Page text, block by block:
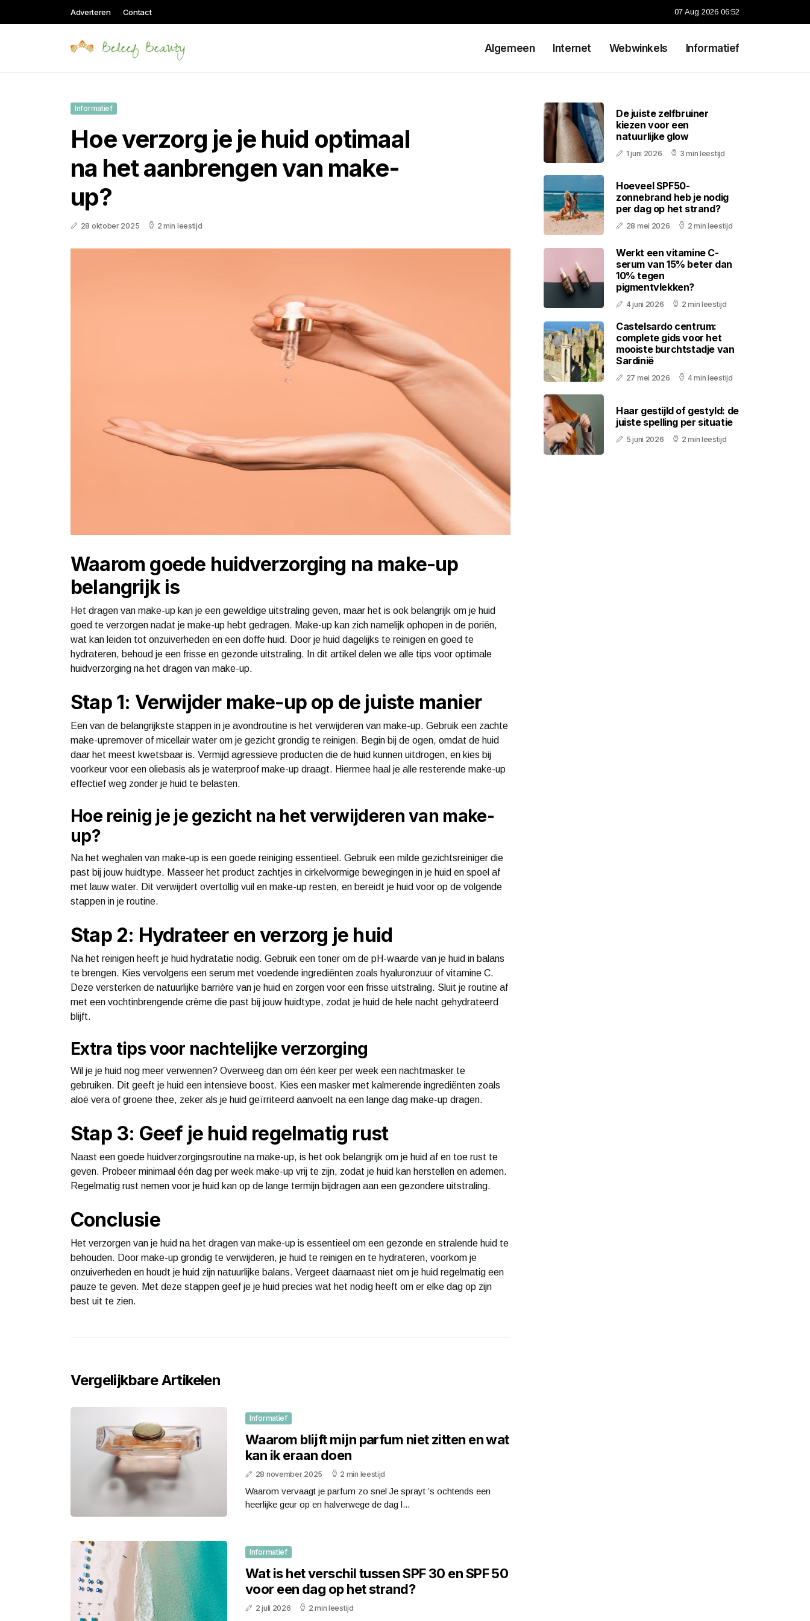
Adverteren Contact 07 Aug 2026 06:52
Algemeen Internet Webwinkels Informatief
Informatief
Hoe verzorg je je huid optimaal
na het aanbrengen van make-
up?
28 oktober 2025 2 min leestijd
Waarom goede huidverzorging na make-up
belangrijk is
Het dragen van make-up kan je een geweldige uitstraling geven, maar het is ook belangrijk om je huid
goed te verzorgen nadat je make-up hebt gedragen. Make-up kan zich namelijk ophopen in de poriën,
wat kan leiden tot onzuiverheden en een doffe huid. Door je huid dagelijks te reinigen en goed te
hydrateren, behoud je een frisse en gezonde uitstraling. In dit artikel delen we alle tips voor optimale
huidverzorging na het dragen van make-up.
Stap 1: Verwijder make-up op de juiste manier
Een van de belangrijkste stappen in je avondroutine is het verwijderen van make-up. Gebruik een zachte
make-upremover of micellair water om je gezicht grondig te reinigen. Begin bij de ogen, omdat de huid
daar het meest kwetsbaar is. Vermijd agressieve producten die de huid kunnen uitdrogen, en kies bij
voorkeur voor een oliebasis als je waterproof make-up draagt. Hiermee haal je alle resterende make-up
effectief weg zonder je huid te belasten.
Hoe reinig je je gezicht na het verwijderen van make-
up?
Na het weghalen van make-up is een goede reiniging essentieel. Gebruik een milde gezichtsreiniger die
past bij jouw huidtype. Masseer het product zachtjes in cirkelvormige bewegingen in je huid en spoel af
met lauw water. Dit verwijdert overtollig vuil en make-up resten, en bereidt je huid voor op de volgende
stappen in je routine.
Stap 2: Hydrateer en verzorg je huid
Na het reinigen heeft je huid hydratatie nodig. Gebruik een toner om de pH-waarde van je huid in balans
te brengen. Kies vervolgens een serum met voedende ingrediënten zoals hyaluronzuur of vitamine C.
Deze versterken de natuurlijke barrière van je huid en zorgen voor een frisse uitstraling. Sluit je routine af
met een vochtinbrengende crème die past bij jouw huidtype, zodat je huid de hele nacht gehydrateerd
blijft.
Extra tips voor nachtelijke verzorging
Wil je je huid nog meer verwennen? Overweeg dan om één keer per week een nachtmasker te
gebruiken. Dit geeft je huid een intensieve boost. Kies een masker met kalmerende ingrediënten zoals
aloë vera of groene thee, zeker als je huid geïrriteerd aanvoelt na een lange dag make-up dragen.
Stap 3: Geef je huid regelmatig rust
Naast een goede huidverzorgingsroutine na make-up, is het ook belangrijk om je huid af en toe rust te
geven. Probeer minimaal één dag per week make-up vrij te zijn, zodat je huid kan herstellen en ademen.
Regelmatig rust nemen voor je huid kan op de lange termijn bijdragen aan een gezondere uitstraling.
Conclusie
Het verzorgen van je huid na het dragen van make-up is essentieel om een gezonde en stralende huid te
behouden. Door make-up grondig te verwijderen, je huid te reinigen en te hydrateren, voorkom je
onzuiverheden en houdt je huid zijn natuurlijke balans. Vergeet daarnaast niet om je huid regelmatig een
pauze te geven. Met deze stappen geef je je huid precies wat het nodig heeft om er elke dag op zijn
best uit te zien.
Vergelijkbare Artikelen
Informatief
Waarom blijft mijn parfum niet zitten en wat
kan ik eraan doen
28 november 2025 2 min leestijd
Waarom vervaagt je parfum zo snel Je sprayt ’s ochtends een
heerlijke geur op en halverwege de dag l...
Informatief
Wat is het verschil tussen SPF 30 en SPF 50
voor een dag op het strand?
2 juli 2026 2 min leestijd
De juiste zelfbruiner
kiezen voor een
natuurlijke glow
1 juni 2026 3 min leestijd
Hoeveel SPF50-
zonnebrand heb je nodig
per dag op het strand?
28 mei 2026 2 min leestijd
Werkt een vitamine C-
serum van 15% beter dan
10% tegen
pigmentvlekken?
4 juni 2026 2 min leestijd
Castelsardo centrum:
complete gids voor het
mooiste burchtstadje van
Sardinië
27 mei 2026 4 min leestijd
Haar gestijld of gestyld: de
juiste spelling per situatie
5 juni 2026 2 min leestijd